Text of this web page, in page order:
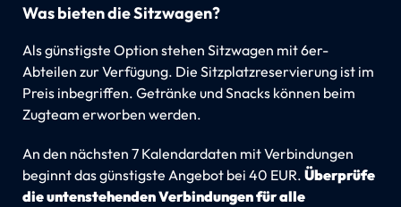
Was bieten die Sitzwagen?
Als günstigste Option stehen Sitzwagen mit 6er-
Abteilen zur Verfügung. Die Sitzplatzreservierung ist im
Preis inbegriffen. Getränke und Snacks können beim
Zugteam erworben werden.
An den nächsten 7 Kalendardaten mit Verbindungen
beginnt das günstigste Angebot bei 40 EUR. Überprüfe
die untenstehenden Verbindungen für alle